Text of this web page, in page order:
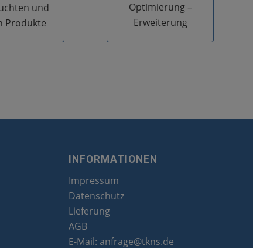
und
Produkte
Optimierung –
Erweiterung
INFORMATIONEN
Impressum
Datenschutz
Lieferung
AGB
E-Mail: anfrage@tkns.de